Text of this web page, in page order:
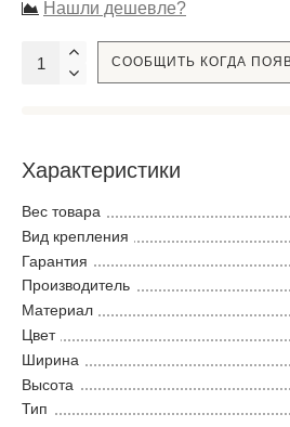
Нашли дешевле?
СООБЩИТЬ КОГДА
Характеристики
Вес товара
Вид крепления
Гарантия
Производитель
Материал
Цвет
Ширина
Высота
Тип